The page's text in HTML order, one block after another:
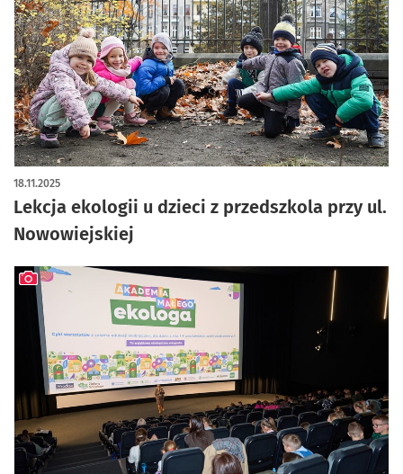
Lekcja ekologii u dzieci z przedszkola przy ul.
Nowowiejskiej
18.11.2025